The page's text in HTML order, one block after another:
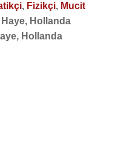
, Fizikçi, Mucit
Haye, Hollanda
Hollanda